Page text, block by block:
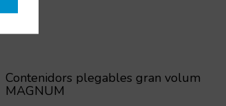
Contenidors plegables gran volum
MAGNUM